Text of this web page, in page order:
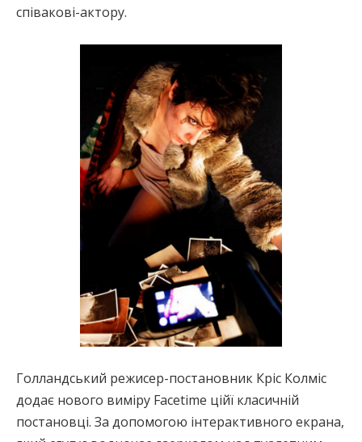
співакові-актору.
Голландський режисер-постановник Кріс Колміс
додає нового виміру Facetime ційї класичній
постановці. За допомогою інтерактивного екрана,